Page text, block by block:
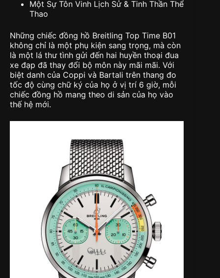
Một Sự Tôn Vinh Lịch Sử & Tinh Thần Thể
Thao
Những chiếc đồng hồ Breitling Top Time B01
không chỉ là một phụ kiện sang trọng, mà còn
là một lá thư tình gửi đến hai huyền thoại đua
xe đạp đã thay đổi bộ môn này mãi mãi. Với
biệt danh của Coppi và Bartali trên thang đo
tốc độ cùng chữ ký của họ ở vị trí 6 giờ, mỗi
chiếc đồng hồ mang theo di sản của họ vào
thế hệ mới.